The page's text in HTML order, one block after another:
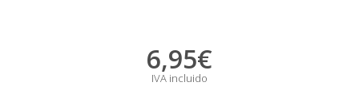
6,95€
IVA incluido